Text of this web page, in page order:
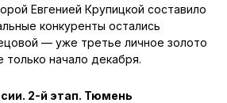
Евгенией Крупицкой составило
конкуренты остались
— уже третье личное золото
только начало декабря.
2-й этап. Тюмень